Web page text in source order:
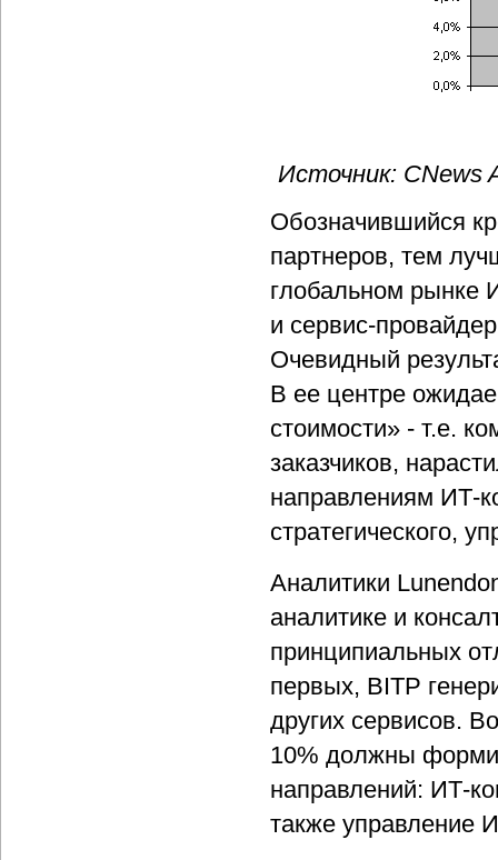
Источник: СNews
Обозначившийся
партнеров, тем
глобальном рынке
и сервис-
Очевидный
В ее центре
стоимости» - т.е.
заказчиков,
направлениям ИТ-
стратегического,
Аналитики
аналитике и
принципиальных
первых, BITP
других сервисов.
10% должны
направлений: ИТ-
также управление